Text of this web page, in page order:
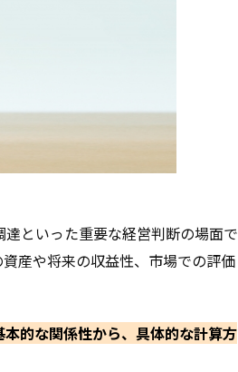
といった重要な経営判断の場面で
産や将来の収益性、市場での評価
的な関係性から、具体的な計算方